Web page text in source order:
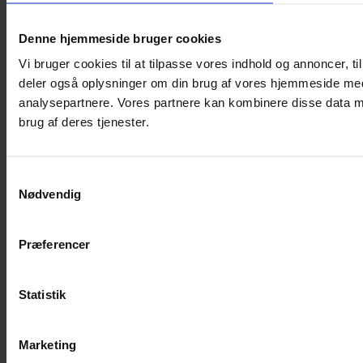
Denne hjemmeside bruger cookies
Vi bruger cookies til at tilpasse vores indhold og annoncer,
deler også oplysninger om din brug af vores hjemmeside
analysepartnere. Vores partnere kan kombinere disse data
brug af deres tjenester.
Nødvendig
Præferencer
Statistik
Marketing